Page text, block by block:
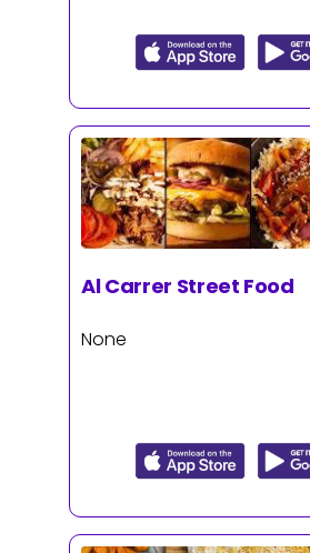
Al Carrer Street Food
None